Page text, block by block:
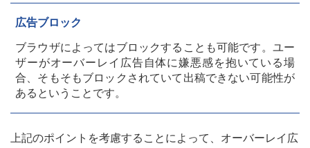
広告ブロック
ブラウザによってはブロックすることも可能です。ユー
ザーがオーバーレイ広告自体に嫌悪感を抱いている場
合、そもそもブロックされていて出稿できない可能性が
あるということです。
上記のポイントを考慮することによって、オーバーレイ広